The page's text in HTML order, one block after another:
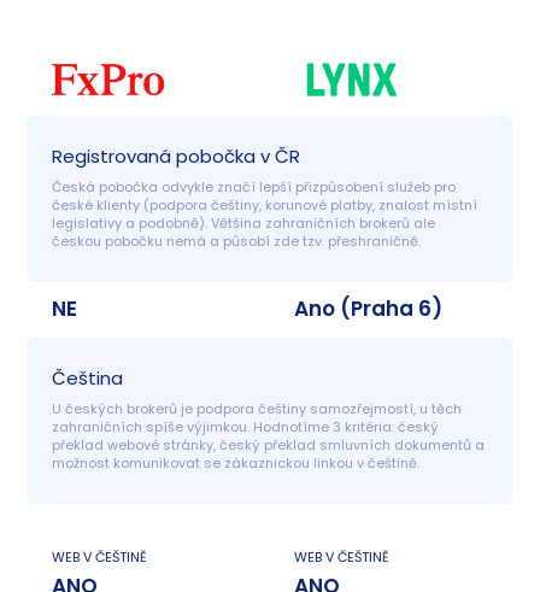
Registrovaná pobočka v ČR
Česká pobočka odvykle značí lepší přizpůsobení služeb pro
české klienty (podpora češtiny, korunové platby, znalost místní
legislativy a podobně). Většina zahraničních brokerů ale
českou pobočku nemá a působí zde tzv. přeshraničně.
NE Ano (Praha 6)
Čeština
U českých brokerů je podpora češtiny samozřejmostí, u těch
zahraničních spíše výjimkou. Hodnotíme 3 kritéria: český
překlad webové stránky, český překlad smluvních dokumentů a
možnost komunikovat se zákaznickou linkou v češtině.
WEB V ČEŠTINĚ WEB V ČEŠTINĚ